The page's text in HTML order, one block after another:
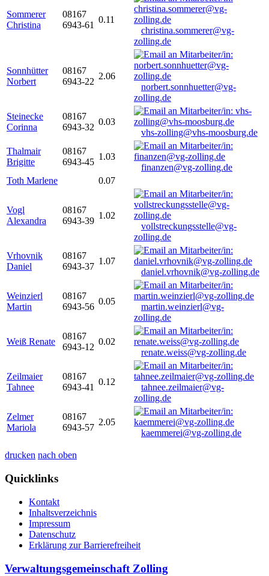
Sommerer
Christina
08167
6943-61
0.11
christina.sommerer@vg-
zolling.de
Sonnhütter
Norbert
08167
6943-22
2.06
norbert.sonnhuetter@vg-
zolling.de
Steinecke
Corinna
08167
6943-32
0.03
vhs-zolling@vhs-moosburg.de
Thalmair
Brigitte
08167
6943-45
1.03
finanzen@vg-zolling.de
Toth Marlene
0.07
Vogl
Alexandra
08167
6943-39
1.02
vollstreckungsstelle@vg-
zolling.de
Vrhovnik
Daniel
08167
6943-37
1.07
daniel.vrhovnik@vg-zolling.de
Weinzierl
Martin
08167
6943-56
0.05
martin.weinzierl@vg-
zolling.de
Weiß Renate
08167
6943-12
0.02
renate.weiss@vg-zolling.de
Zeilmaier
Tahnee
08167
6943-41
0.12
tahnee.zeilmaier@vg-
zolling.de
Zelmer
Mariola
08167
6943-57
2.05
kaemmerei@vg-zolling.de
drucken nach oben
Quicklinks
Kontakt
Inhaltsverzeichnis
Impressum
Datenschutz
Erklärung zur Barrierefreiheit
Verwaltungsgemeinschaft Zolling